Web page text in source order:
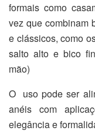
formais como
vez que combinam
e clássicos, como
salto alto e bico
mão)
O uso pode ser
anéis com
elegância e